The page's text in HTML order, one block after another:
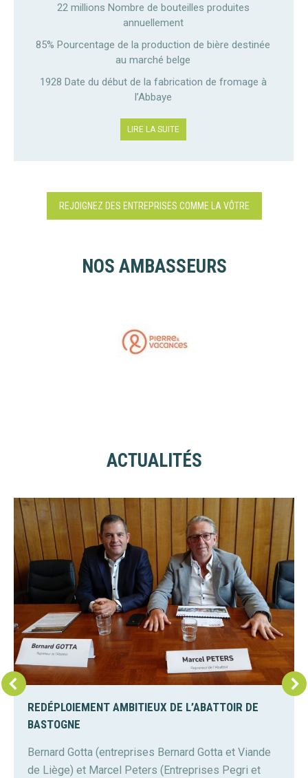
22 millions Nombre de bouteilles produites
annuellement
85% Pourcentage de la production de bière destinée
au marché belge
1928 Date du début de la fabrication de fromage à
l’Abbaye
LIRE LA SUITE
REJOIGNEZ DES ENTREPRISES COMME LA VÔTRE
NOS AMBASSEURS
ACTUALITÉS
REDÉPLOIEMENT AMBITIEUX DE L’ABATTOIR DE
BASTOGNE
Bernard Gotta (entreprises Bernard Gotta et Viande
de Liège) et Marcel Peters (Entreprises Pegri et